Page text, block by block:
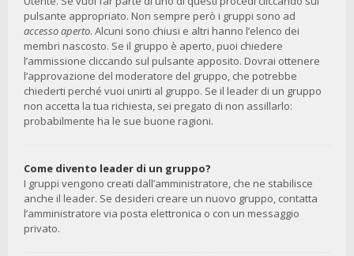
pulsante appropriato. Non sempre però i gruppi sono ad
accesso aperto. Alcuni sono chiusi e altri hanno l’elenco dei
membri nascosto. Se il gruppo è aperto, puoi chiedere
l’ammissione cliccando sul pulsante apposito. Dovrai ottenere
l’approvazione del moderatore del gruppo, che potrebbe
chiederti perché vuoi unirti al gruppo. Se il leader di un gruppo
non accetta la tua richiesta, sei pregato di non assillarlo:
probabilmente ha le sue buone ragioni.
Come divento leader di un gruppo?
I gruppi vengono creati dall’amministratore, che ne stabilisce
anche il leader. Se desideri creare un nuovo gruppo, contatta
l’amministratore via posta elettronica o con un messaggio
privato.